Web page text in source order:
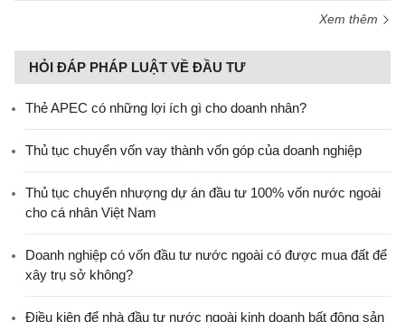
Xem thêm
HỎI ĐÁP PHÁP LUẬT VỀ ĐẦU TƯ
Thẻ APEC có những lợi ích gì cho doanh nhân?
Thủ tục chuyển vốn vay thành vốn góp của doanh nghiệp
Thủ tục chuyển nhượng dự án đầu tư 100% vốn nước ngoài
cho cá nhân Việt Nam
Doanh nghiệp có vốn đầu tư nước ngoài có được mua đất để
xây trụ sở không?
Điều kiện để nhà đầu tư nước ngoài kinh doanh bất động sản